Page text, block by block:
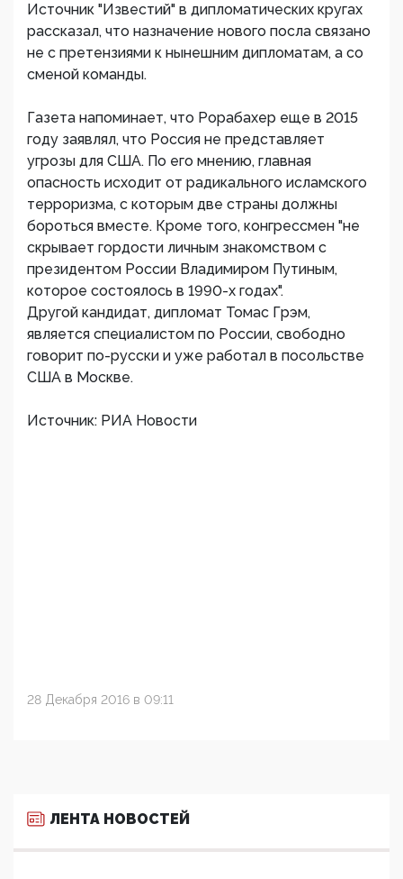
Источник "Известий" в дипломатических кругах
рассказал, что назначение нового посла связано
не с претензиями к нынешним дипломатам, а со
сменой команды.
Газета напоминает, что Рорабахер еще в 2015
году заявлял, что Россия не представляет
угрозы для США. По его мнению, главная
опасность исходит от радикального исламского
терроризма, с которым две страны должны
бороться вместе. Кроме того, конгрессмен "не
скрывает гордости личным знакомством с
президентом России Владимиром Путиным,
которое состоялось в 1990-х годах".
Другой кандидат, дипломат Томас Грэм,
является специалистом по России, свободно
говорит по-русски и уже работал в посольстве
США в Москве.
Источник: РИА Новости
28 Декабря 2016 в 09:11
ЛЕНТА НОВОСТЕЙ